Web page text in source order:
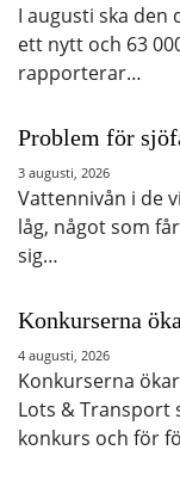
I augusti ska den
ett nytt och 63
rapporterar…
Problem för
3 augusti, 2026
Vattennivån i de
låg, något som
sig…
Konkurserna
4 augusti, 2026
Konkurserna
Lots & Transport
konkurs och för